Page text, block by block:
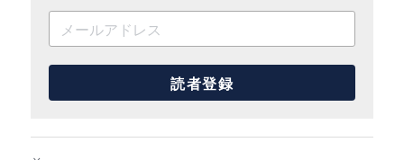
読者登録